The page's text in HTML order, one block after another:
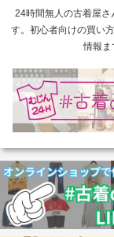
24時間無人の古着屋
す。初心者向けの買い
情報ま